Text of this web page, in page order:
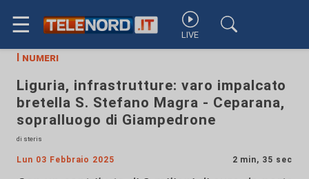
☰ LIVE
I numeri
Liguria, infrastrutture: varo impalcato
bretella S. Stefano Magra - Ceparana,
sopralluogo di Giampedrone
di steris
Lun 03 Febbraio 2025 2 min, 35 sec